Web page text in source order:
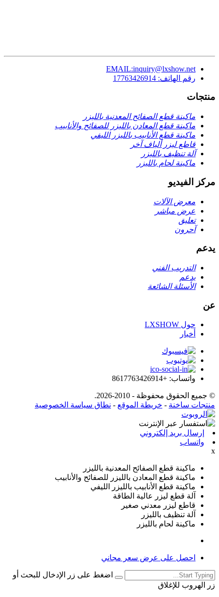
EMAIL:inquiry@lxshow.net
رقم الهاتف: 17763426914
منتجات
ماكينة قطع الصفائح المعدنية بالليزر
ماكينة قطع المعادن بالليزر للصفائح والأنابيب
ماكينة قطع الأنابيب بالليزر الليفي
قاطع ليزر ألياف آخر
آلة تنظيف بالليزر
ماكينة لحام بالليزر
مركز الفيديو
معرض الآلات
عرض مباشر
تعليق
آحرون
يدعم
التدريب الفني
يدعم
الأسئلة الشائعة
عن
حول LXSHOW
أخبار
واتساب: +8617763426914
© جميع الحقوق محفوظة - 2010-2026.
منتجات ساخنة - خريطة الموقع - نطاق سياسة الخصوصية
إرسال بريد إلكتروني
واتساب
x
ماكينة قطع الصفائح المعدنية بالليزر
ماكينة قطع المعادن بالليزر للصفائح والأنابيب
ماكينة قطع الأنابيب بالليزر الليفي
آلة قطع ليزر عالية الطاقة
قاطع ليزر معدني صغير
آلة تنظيف بالليزر
ماكينة لحام بالليزر
احصل على عرض سعر مجاني
اضغط على زر الإدخال للبحث أو
زر الهروب للإغلاق